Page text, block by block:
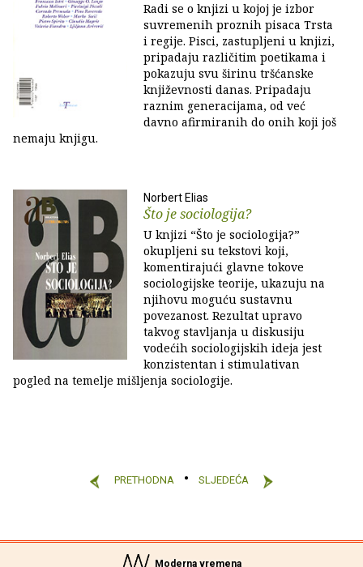
Radi se o knjizi u kojoj je izbor
suvremenih proznih pisaca Trsta
i regije. Pisci, zastupljeni u knjizi,
pripadaju različitim poetikama i
pokazuju svu širinu tršćanske
književnosti danas. Pripadaju
raznim generacijama, od već
davno afirmiranih do onih koji još
nemaju knjigu.
Norbert Elias
Što je sociologija?
U knjizi “Što je sociologija?”
okupljeni su tekstovi koji,
komentirajući glavne tokove
sociologijske teorije, ukazuju na
njihovu moguću sustavnu
povezanost. Rezultat upravo
takvog stavljanja u diskusiju
vodećih sociologijskih ideja jest
konzistentan i stimulativan
pogled na temelje mišljenja sociologije.
PRETHODNA SLJEDEĆA
Moderna vremena